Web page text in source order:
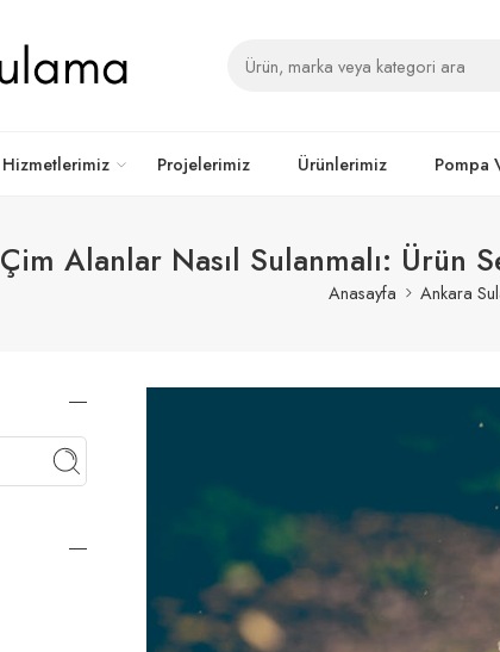
Hizmetlerimiz Projelerimiz Ürünlerimiz Pompa
Çim Alanlar Nasıl Sulanmalı: Ürün
Anasayfa Ankara